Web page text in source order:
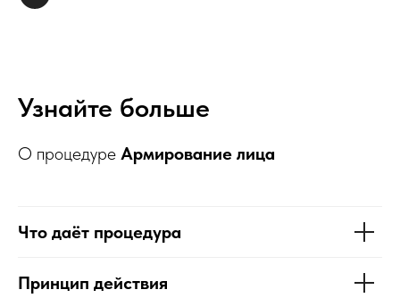
Узнайте больше
О процедуре Армирование лица
Что даёт процедура
Принцип действия